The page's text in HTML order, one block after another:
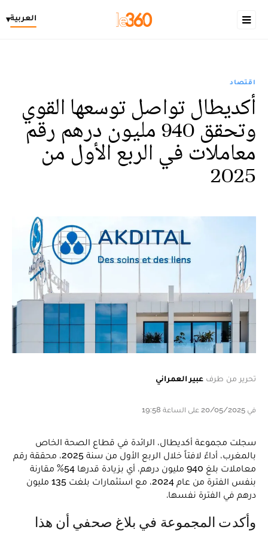
العربية▾
اقتصاد
أكديطال تواصل توسعها القوي
وتحقق 940 مليون درهم رقم
معاملات في الربع الأول من
2025
تحرير من طرف عبير العمراني
في 20/05/2025 على الساعة 19:58
سجلت مجموعة أكديطال، الرائدة في قطاع الصحة الخاص
بالمغرب، أداءً لافتاً خلال الربع الأول من سنة 2025، محققة رقم
معاملات بلغ 940 مليون درهم، أي بزيادة قدرها 54% مقارنة
بنفس الفترة من عام 2024، مع استثمارات بلغت 135 مليون
درهم في الفترة نفسها.
وأكدت المجموعة في بلاغ صحفي أن هذا